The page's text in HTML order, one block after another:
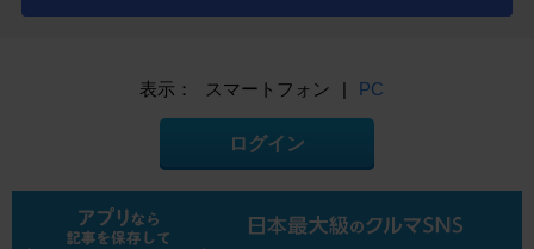
表示： スマートフォン | PC
ログイン